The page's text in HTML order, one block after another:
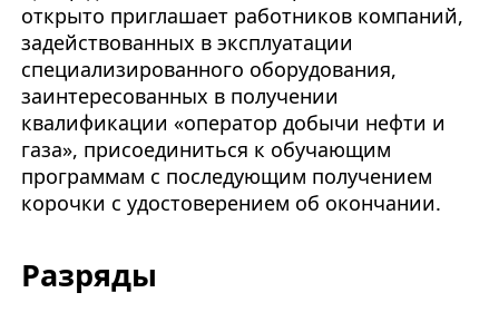
открыто приглашает работников компаний,
задействованных в эксплуатации
специализированного оборудования,
заинтересованных в получении
квалификации «оператор добычи нефти и
газа», присоединиться к обучающим
программам с последующим получением
корочки с удостоверением об окончании.
Разряды